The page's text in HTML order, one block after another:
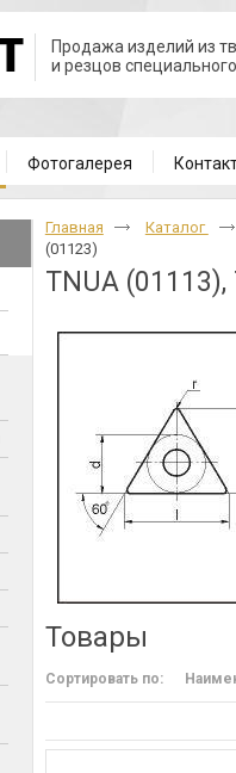
Продажа изделий из
и резцов
Фотогалерея
Главная
Каталог
(01123)
TNUA
Товары
Сортировать по: